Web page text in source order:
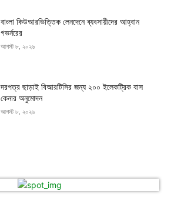
বাংলা কিউআরভিত্তিক লেনদেনে ব্যবসায়ীদের আহ্বান
গভর্নরের
আগস্ট ৮, ২০২৬
দরপত্র ছাড়াই বিআরটিসির জন্য ২০০ ইলেকট্রিক বাস
কেনার অনুমোদন
আগস্ট ৮, ২০২৬